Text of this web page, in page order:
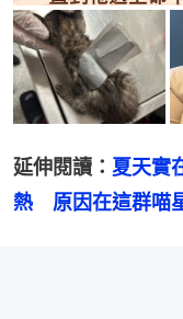
延伸閱讀： 夏天實
熱　原因在這群喵